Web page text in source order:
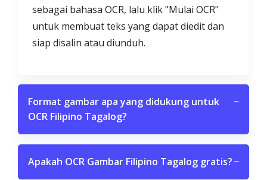
sebagai bahasa OCR, lalu klik "Mulai OCR"
untuk membuat teks yang dapat diedit dan
siap disalin atau diunduh.
Format gambar apa yang didukung untuk
OCR Filipino Tagalog?
−
Apakah OCR Gambar Filipino Tagalog gratis?−